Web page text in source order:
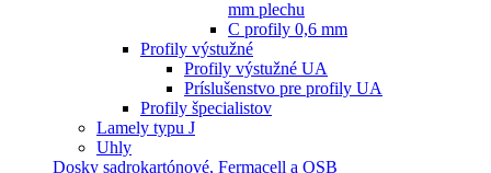
mm plechu
C profily 0,6 mm
Profily výstužné
Profily výstužné UA
Príslušenstvo pre profily UA
Profily špecialistov
Lamely typu J
Uhly
Dosky sadrokartónové, Fermacell a OSB